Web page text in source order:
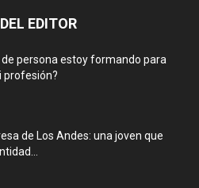
EDITOR
de persona estoy formando para
profesión?
de Los Andes: una joven que